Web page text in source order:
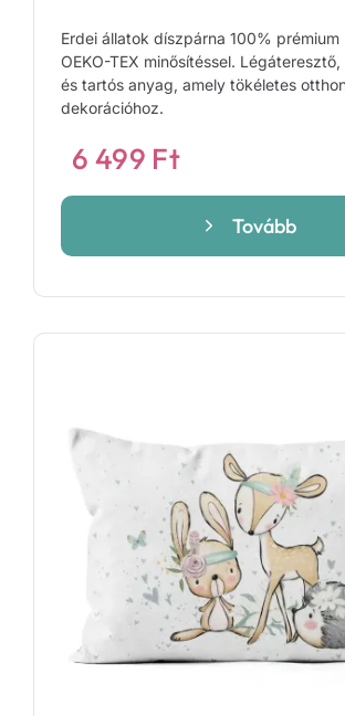
Erdei állatok díszpárna 100% prémium
OEKO-TEX minősítéssel.
és tartós anyag, amely tökéletes
dekorációhoz.
6 499 Ft
Tovább